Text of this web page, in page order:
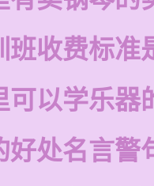
班收费标准
可以学乐器
好处名言警